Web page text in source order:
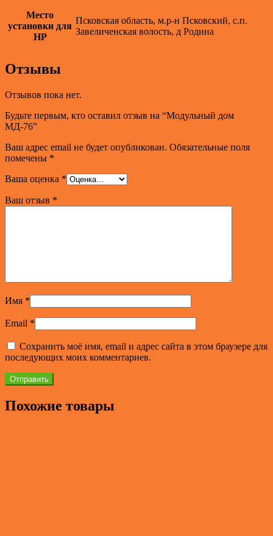
Место
установки для
НР
Псковская область, м.р-н Псковский, с.п.
Завеличенская волость, д Родина
Отзывы
Отзывов пока нет.
Будьте первым, кто оставил отзыв на “Модульный дом
МД-76”
Ваш адрес email не будет опубликован. Обязательные поля
помечены *
Ваша оценка *
Ваш отзыв *
Имя *
Email *
Сохранить моё имя, email и адрес сайта в этом браузере для
последующих моих комментариев.
Похожие товары